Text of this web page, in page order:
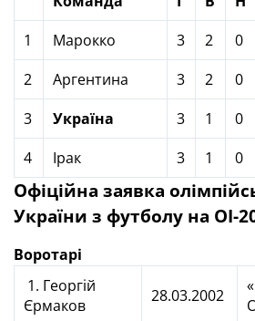
1
Марокко 3 2 0
2
Аргентина 3 2 0
3
Україна 3 1 0
4
Ірак 3 1 0
Офіційна заявка
України з футболу на ОІ-
Воротарі
1. Георгій
Єрмаков
28.03.2002